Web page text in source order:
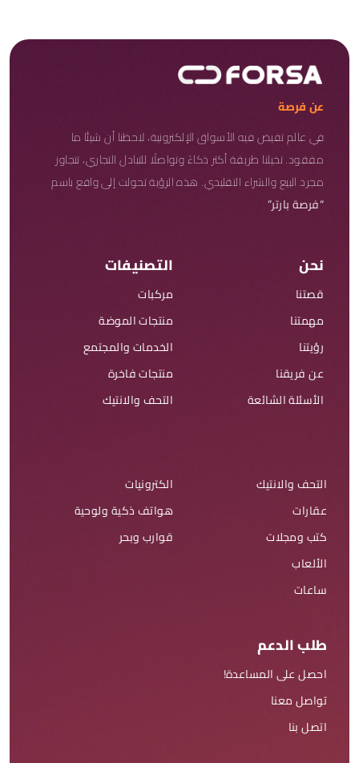
عن فرصة
في عالم تفيض فيه الأسواق الإلكترونية، لاحظنا أن شيئًا ما
مفقود. تخيلنا طريقة أكثر ذكاءً وتواصلًا للتبادل التجاري، تتجاوز
مجرد البيع والشراء التقليدي. هذه الرؤية تحولت إلى واقع باسم
“فرصة بارتر”
نحن
قصتنا
مهمتنا
رؤيتنا
عن فريقنا
الأسئلة الشائعة
التصنيفات
مركبات
منتجات الموضة
الخدمات والمجتمع
منتجات فاخرة
التحف والانتيك
التحف والانتيك
عقارات
كتب ومجلات
الألعاب
ساعات
الكترونيات
هواتف ذكية ولوحية
قوارب وبحر
طلب الدعم
احصل على المساعدة!
تواصل معنا
اتصل بنا